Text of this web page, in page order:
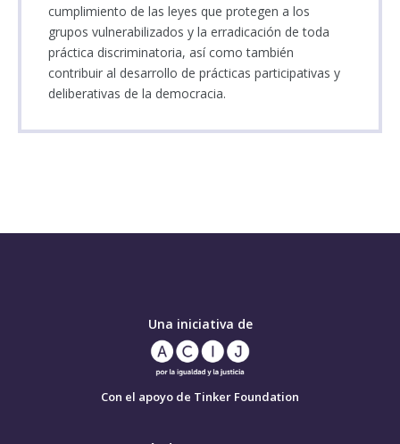
cumplimiento de las leyes que protegen a los
grupos vulnerabilizados y la erradicación de toda
práctica discriminatoria, así como también
contribuir al desarrollo de prácticas participativas y
deliberativas de la democracia.
Una iniciativa de
Con el apoyo de Tinker Foundation